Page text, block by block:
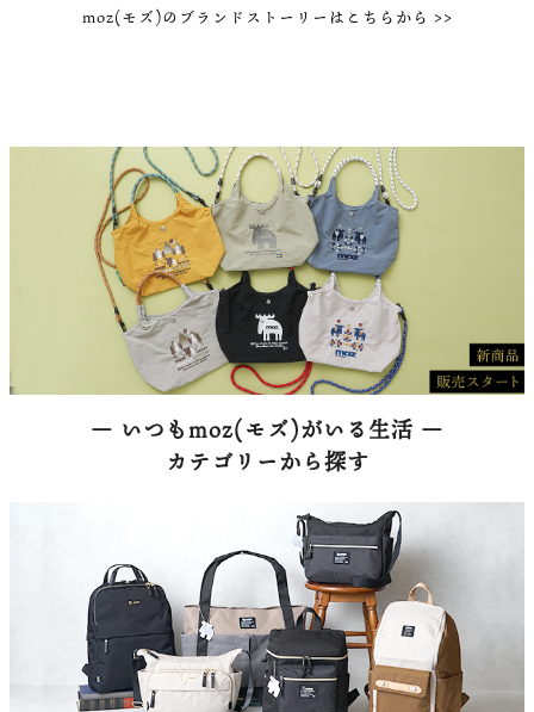
moz(モズ)のブランドストーリーはこちらから >>
― いつもmoz(モズ)がいる生活 ―
カテゴリーから探す